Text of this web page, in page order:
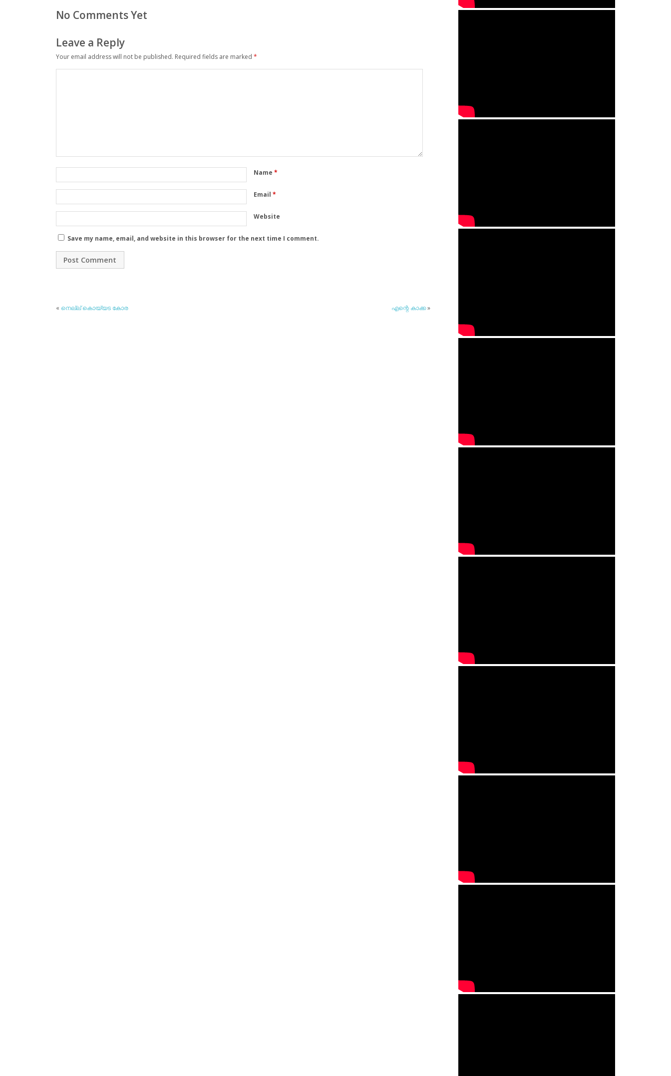
No Comments Yet
Leave a Reply
Your email address will not be published. Required fields are marked *
Name *
Email *
Website
Save my name, email, and website in this browser for the next time I comment.
« നെല്ല് കൊയ്യട കോര എന്റെ കാക്ക»